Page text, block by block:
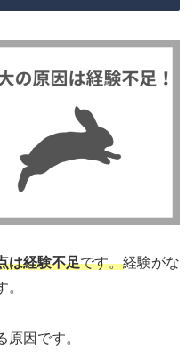
は経験不足です。経験がな
因です。